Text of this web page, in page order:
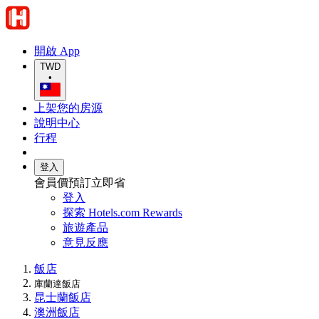
開啟 App
TWD
•
上架您的房源
說明中心
行程
登入
會員價預訂立即省
登入
探索 Hotels.com Rewards
旅遊產品
意見反應
飯店
庫蘭達飯店
昆士蘭飯店
澳洲飯店